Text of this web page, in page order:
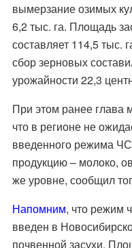
вымерзание озимых
6,2 тыс. га. Площадь
составляет 114,5 тыс.
сбор зерновых
урожайности 22,3
При этом ранее глава
что в регионе не
введенного режима
продукцию – молоко,
же уровне, сообщил
Напомним, что режим
введен в
почвенной засухи.